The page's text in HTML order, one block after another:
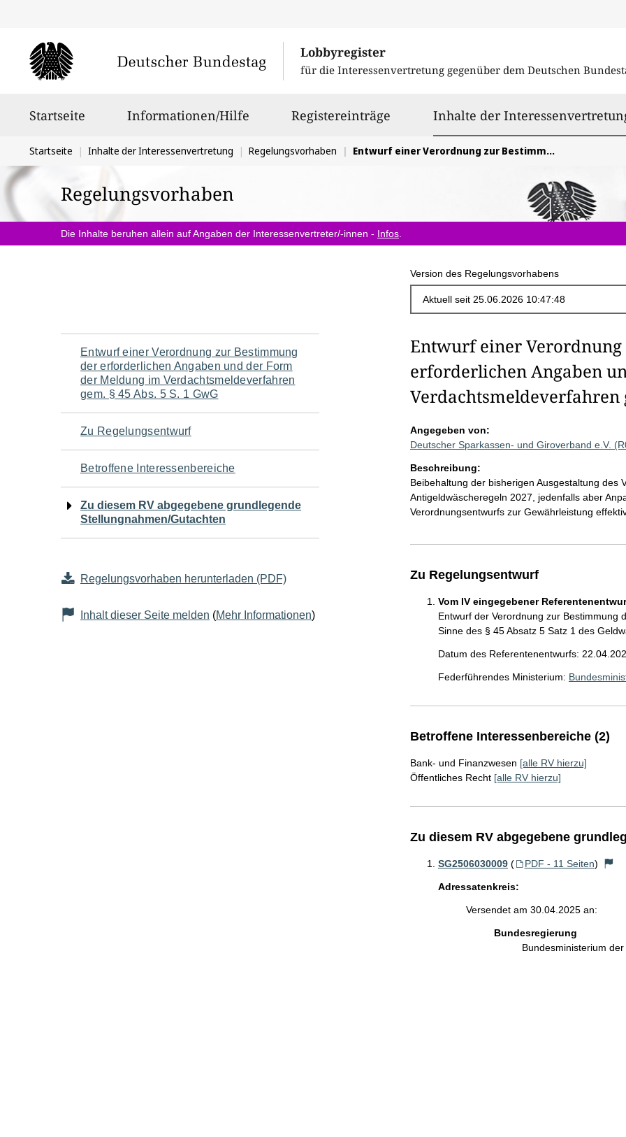
Lobbyregister
für die Interessenvertretung gegenüber dem Deutschen
Startseite Informationen/Hilfe Registereinträge Inhalte der
Sie
befinden
sich
hier:
Startseite Inhalte der Interessenvertretung Regelungsvorhaben Entwurf einer Verordnung zur Bestimmung der erforderlichen Angaben und der Form der Meldung im Verdachtsmeldeverfahren gem. § 45 Abs. 5 S. 1 GwG
Regelungsvorhaben
Die Inhalte beruhen allein auf Angaben der Interessenvertreter/-innen - Infos
Version des Regelungsvorhabens
Navigation
für
den
Seiteninhalt
Entwurf einer Verordnung zur Bestimmung
der erforderlichen Angaben und der Form
der Meldung im Verdachtsmeldeverfahren
gem. § 45 Abs. 5 S. 1 GwG
Zu Regelungsentwurf
Betroffene Interessenbereiche
Zu diesem RV abgegebene grundlegende
Stellungnahmen/Gutachten
Regelungsvorhaben herunterladen (PDF)
Inhalt dieser Seite melden (Mehr Informationen)
Entwurf einer
erforderlichen Angaben
Verdachtsmeldeverfahren
Angegeben von:
Deutscher Sparkassen- und Giroverband e.V.
Beschreibung:
Beibehaltung der bisherigen Ausgestaltung des
Antigeldwäscheregeln 2027, jedenfalls aber
Verordnungsentwurfs zur Gewährleistung
Zu Regelungsentwurf
Vom IV eingegebener
Entwurf der Verordnung zur Bestimmung
Sinne des § 45 Absatz 5 Satz 1 des
Datum des Referentenentwurfs:
Federführendes Ministerium:
Betroffene Interessenbereiche (2)
Bank- und Finanzwesen [alle RV hierzu]
Öffentliches Recht [alle RV hierzu]
Zu diesem RV abgegebene
SG2506030009 ( PDF - 11 Seiten)
Adressatenkreis:
Versendet am 30.04.2025 an:
Bundesregierung
Bundesministerium